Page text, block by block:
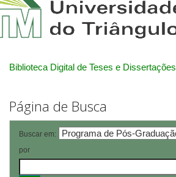
Biblioteca Digital de Teses e Dissertações
Página de Busca
Buscar em:
por